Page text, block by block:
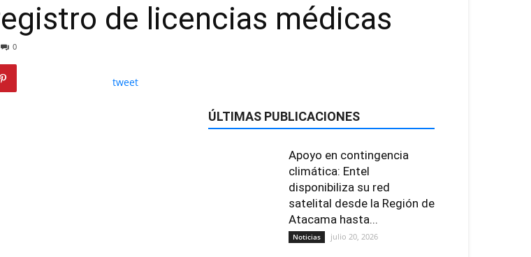
de licencias médicas
0
tweet
ÚLTIMAS PUBLICACIONES
Apoyo en contingencia
climática: Entel
disponibiliza su red
satelital desde la Región de
Atacama hasta...
Noticias julio 20, 2026